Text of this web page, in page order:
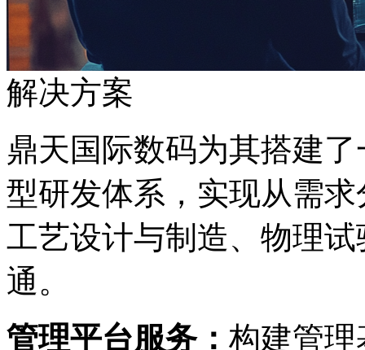
解决方案
鼎天国际数码为其搭建了
型研发体系，实现从需求分
工艺设计与制造、物
通。
管理平台服务： 构建管理